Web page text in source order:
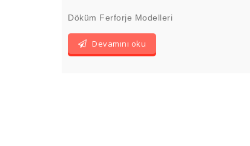
Döküm Ferforje Modelleri
Devamını oku